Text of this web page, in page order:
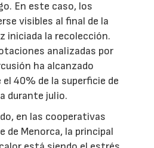
En este caso, los
visibles al final de la
iniciada la recolección.
analizadas por
ha alcanzado
40% de la superficie de
durante julio.
en las cooperativas
de Menorca, la principal